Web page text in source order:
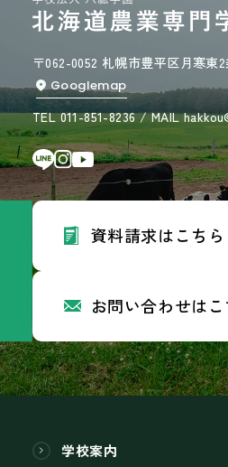
〒062-0052 札幌市豊平区月寒東
Googlemap
TEL 011-851-8236 / MAIL
資料請求はこちら
お問い合わせはこ
学校案内